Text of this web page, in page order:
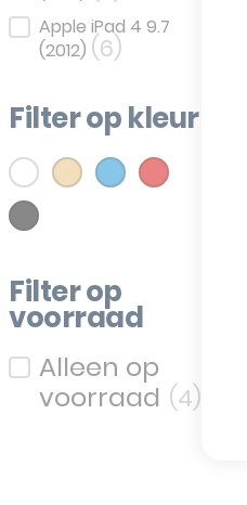
Apple iPad 4 9.7
(2012) (6)
Filter op kleur
Filter op kleur
(1) (1)
Blauw (1) (1)
(1)
Filter op
voorraad
Filter op voorraad
(4)